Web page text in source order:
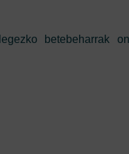
betebeharrak